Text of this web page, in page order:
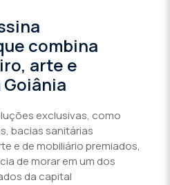
combina
arte e
exclusivas, como
bacias sanitárias
e de mobiliário premiados,
de morar em um dos
da capital